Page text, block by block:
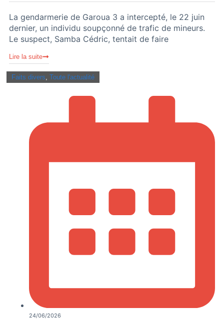
La gendarmerie de Garoua 3 a intercepté, le 22 juin
dernier, un individu soupçonné de trafic de mineurs.
Le suspect, Samba Cédric, tentait de faire
Lire la suite
Faits divers, Toute l'actualité
24/06/2026